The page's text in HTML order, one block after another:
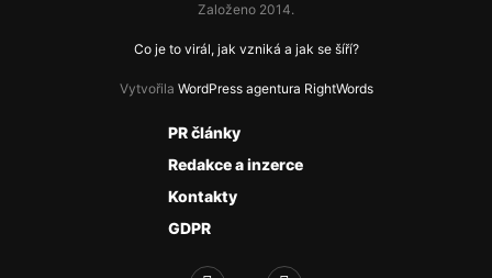
Založeno 2014.
Co je to virál, jak vzniká a jak se šíří?
Vytvořila WordPress agentura RightWords
PR články
Redakce a inzerce
Kontakty
GDPR